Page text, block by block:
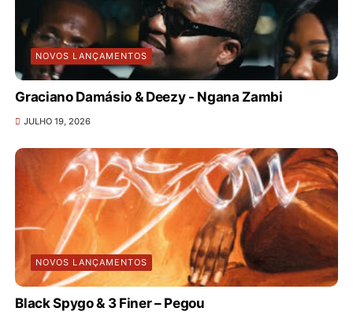
NOVOS LANÇAMENTOS
Graciano Damásio & Deezy - Ngana Zambi
JULHO 19, 2026
NOVOS LANÇAMENTOS
Black Spygo & 3 Finer – Pegou